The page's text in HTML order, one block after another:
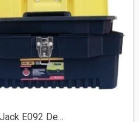
E092 De...